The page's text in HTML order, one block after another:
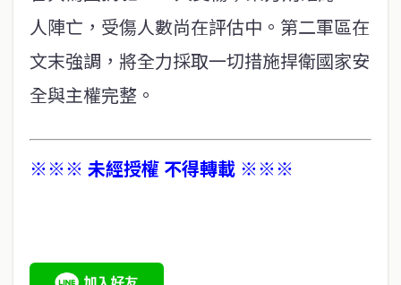
人陣亡，受傷人數尚在評估中。第二軍區在
文末強調，將全力採取一切措施捍衛國家安
全與主權完整。
※※※ 未經授權 不得轉載 ※※※